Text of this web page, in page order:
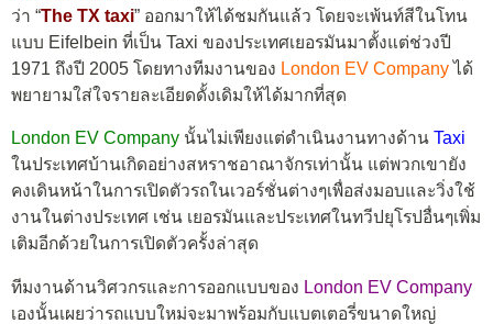
ว่า “The TX taxi” ออกมาให้ได้ชมกันแล้ว โดยจะเพ้นท์สีในโทน
แบบ Eifelbein ที่เป็น Taxi ของประเทศเยอรมันมาตั้งแต่ช่วงปี
1971 ถึงปี 2005 โดยทางทีมงานของ London EV Companyได้
พยายามใส่ใจรายละเอียดดั้งเดิมให้ได้มากที่สุด
London EV Company นั้นไม่เพียงแต่ดำเนินงานทางด้าน Taxi
ในประเทศบ้านเกิดอย่างสหราชอาณาจักรเท่านั้น แต่พวกเขายัง
คงเดินหน้าในการเปิดตัวรถในเวอร์ชั่นต่างๆเพื่อส่งมอบและวิ่งใช้
งานในต่างประเทศ เช่น เยอรมันและประเทศในทวีปยุโรปอื่นๆเพิ่ม
เติมอีกด้วยในการเปิดตัวครั้งล่าสุด
ทีมงานด้านวิศวกรและการออกแบบของ London EV Company
เองนั้นเผยว่ารถแบบใหม่จะมาพร้อมกับแบตเตอรี่ขนาดใหญ่